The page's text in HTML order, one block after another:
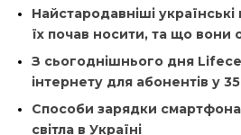
Найстародавніші українські
їх почав носити, та що вони
З сьогоднішнього дня
інтернету для абонентів у 35
Способи зарядки
світла в Україні